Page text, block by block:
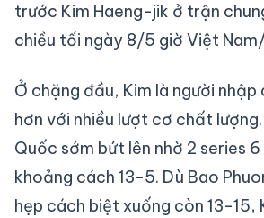
trước Kim Haeng-jik ở trận
chiều tối ngày 8/5 giờ Việt
Ở chặng đầu, Kim là người
hơn với nhiều lượt cơ chất
Quốc sớm bứt lên nhờ 2 series
khoảng cách 13-5. Dù Bao
hẹp cách biệt xuống còn 13-15,